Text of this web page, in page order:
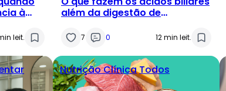
à
leit.
além da digestão de
7 0 12 min leit.
Nutrição ClínicaTodos